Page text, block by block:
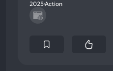
2025Action